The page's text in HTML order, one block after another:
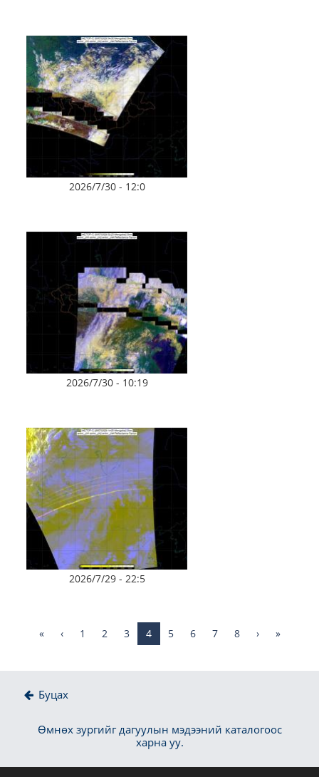
2026/7/30 - 12:0
2026/7/30 - 10:19
2026/7/29 - 22:5
« ‹ 1 2 3 4 5 6 7 8 › »
Буцах
Өмнөх зургийг дагуулын мэдээний каталогоос
харна уу.